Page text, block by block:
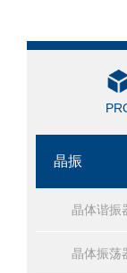
晶振
晶体谐振
晶体振荡